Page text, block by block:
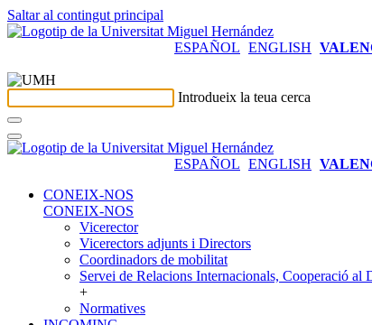
Saltar al contingut principal
ESPAÑOL ENGLISH
Introdueix la teua cerca
ESPAÑOL ENGLISH
CONEIX-NOS
CONEIX-NOS
Vicerector
Vicerectors adjunts i Directors
Coordinadors de mobilitat
Servei de Relacions Internacionals, Cooperació al
+
Normatives